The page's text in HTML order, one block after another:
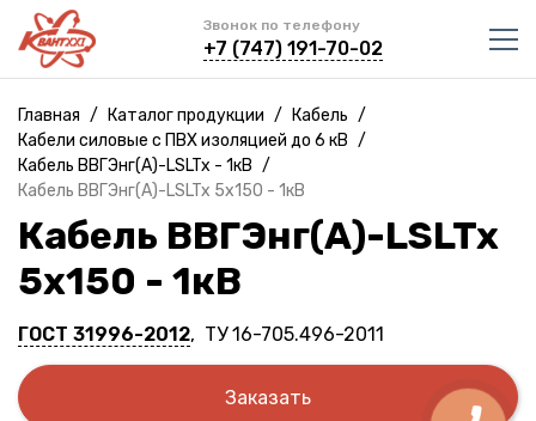
Звонок по телефону
+7 (747) 191-70-02
Главная / Каталог продукции / Кабель /
Кабели силовые с ПВХ изоляцией до 6 кВ /
Кабель ВВГЭнг(A)-LSLTx - 1кВ /
Кабель ВВГЭнг(A)-LSLTx 5х150 - 1кВ
Кабель ВВГЭнг(A)-LSLTx
5х150 - 1кВ
ГОСТ 31996-2012, ТУ 16-705.496-2011
Заказать